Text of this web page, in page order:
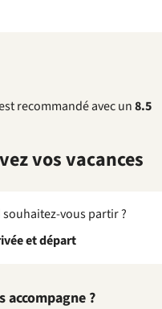
recommandé avec un8.5
vos vacances
vous partir ?
et départ
accompagne ?